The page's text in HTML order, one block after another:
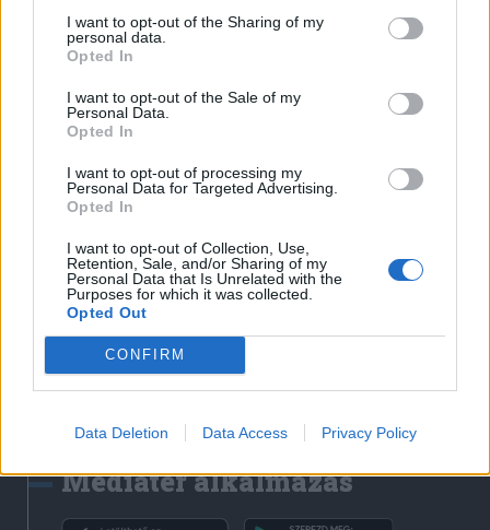
I want to opt-out of the Sharing of my
personal data.
Opted In
I want to opt-out of the Sale of my
Personal Data.
Opted In
I want to opt-out of processing my
Personal Data for Targeted Advertising.
Opted In
I want to opt-out of Collection, Use,
Retention, Sale, and/or Sharing of my
Personal Data that Is Unrelated with the
Purposes for which it was collected.
Opted Out
CONFIRM
Data Deletion Data Access Privacy Policy
Látogatottsági adatok
Sütibeállítások
Médiatér
Székelyhon
Székely Sport
Liget
Bihari Napló
Erdélyi Napló
Főtér
Nőileg
Jóállás
Médiatér alkalmazás